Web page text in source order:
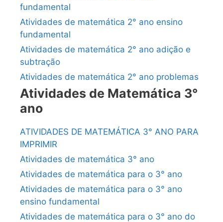
fundamental
Atividades de matemática 2° ano ensino
fundamental
Atividades de matemática 2° ano adição e
subtração
Atividades de matemática 2° ano problemas
Atividades de Matemática 3°
ano
ATIVIDADES DE MATEMÁTICA 3° ANO PARA
IMPRIMIR
Atividades de matemática 3° ano
Atividades de matemática para o 3° ano
Atividades de matemática para o 3° ano
ensino fundamental
Atividades de matemática para o 3° ano do